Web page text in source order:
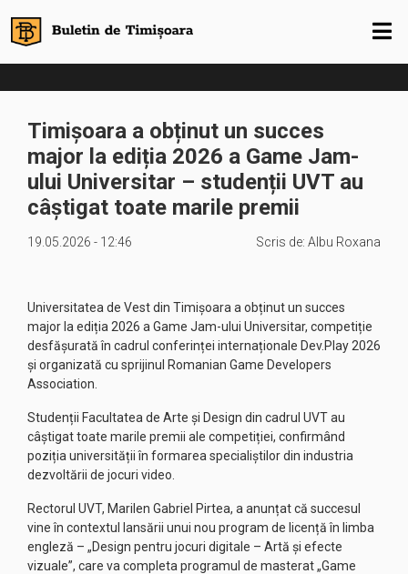
Timișoara a obținut un succes
major la ediția 2026 a Game Jam-
ului Universitar – studenții UVT au
câștigat toate marile premii
19.05.2026 - 12:46 Scris de: Albu Roxana
Universitatea de Vest din Timișoara a obținut un succes
major la ediția 2026 a Game Jam-ului Universitar, competiție
desfășurată în cadrul conferinței internaționale Dev.Play 2026
și organizată cu sprijinul Romanian Game Developers
Association.
Studenții Facultatea de Arte și Design din cadrul UVT au
câștigat toate marile premii ale competiției, confirmând
poziția universității în formarea specialiștilor din industria
dezvoltării de jocuri video.
Rectorul UVT, Marilen Gabriel Pirtea, a anunțat că succesul
vine în contextul lansării unui nou program de licență în limba
engleză – „Design pentru jocuri digitale – Artă și efecte
vizuale”, care va completa programul de masterat „Game